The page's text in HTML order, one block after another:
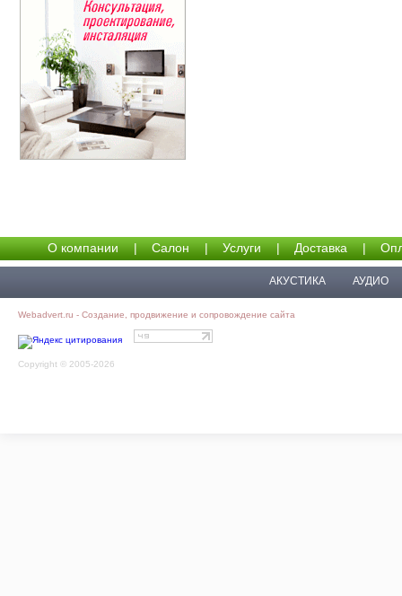
О компании | Салон | Услуги | Доставка |
АКУСТИКА АУДИО
Webadvert.ru - Создание, продвижение и сопровождение сайта
Copyright © 2005-2026